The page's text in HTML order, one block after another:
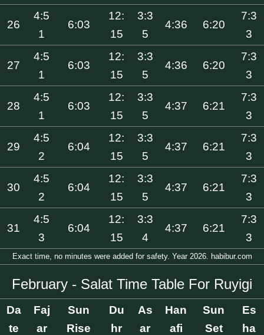
26
4:5
1
6:03
12:
15
3:3
5
4:36 6:20
7:3
3
27
4:5
1
6:03
12:
15
3:3
5
4:36 6:20
7:3
3
28
4:5
1
6:03
12:
15
3:3
5
4:37 6:21
7:3
3
29
4:5
2
6:04
12:
15
3:3
5
4:37 6:21
7:3
3
30
4:5
2
6:04
12:
15
3:3
5
4:37 6:21
7:3
3
31
4:5
3
6:04
12:
15
3:3
4
4:37 6:21
7:3
3
Exact time, no minutes were added for safety. Year 2026. habibur.com
February - Salat Time Table For Ruyigi
Da
te
Faj
ar
Sun
Rise
Du
hr
As
ar
Han
afi
Sun
Set
Es
ha